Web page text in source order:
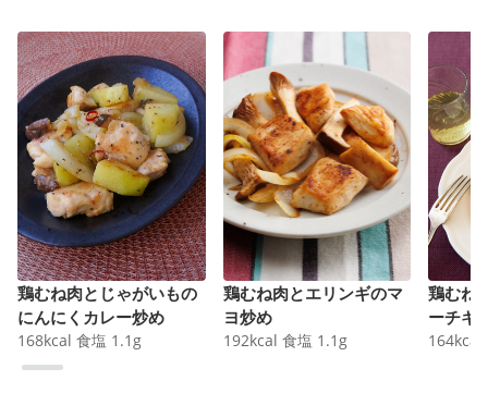
鶏むね肉とじゃがいもの
にんにくカレー炒め
168kcal 食塩 1.1 g
鶏むね肉とエリンギのマ
ヨ炒め
192kcal 食塩 1.1 g
鶏むね
ーチキ
164kcal